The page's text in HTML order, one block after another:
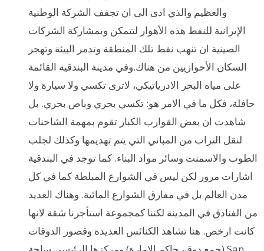
والعظيم والذي ادى الى ان تجفف الشركة الوطنية
الإيرانية للنفط هذه الأهوار لتتمكن وبمشاركة الشركات
الصينية ان تنهب نفط تلك المنطقة وتدمر البيئة وتهجر
السكان الأحوازيين من هناك.وفي مدينة البندقية القائمة
على مياه البحر الادرياتيكي، لاترى تكسي ولا سيارة ولا
حافلة، فكل ما في الامر هو: تكسي بحري وباص بحري. بل
شاهدت ان بعض القوارب الكبار تقوم بمهمة الشاحنات
لنقل التراب من المباني التي يتم تهديمها وكذلك لجلب
الطوب والاسمنت وسائر مواد البناء. كما توجد في البندقية
اشارات مرور لكن ليس في الشوارع المبلطة كما في كل
مدن العالم بل في مفارق الشوارع المائية. وهناك العديد
من الفنادق في المدينة لكننا كمجموعة استأجرنا شقة لانها
كانت ارخص. هنا تشاهد الكنائس العديدة وقصور الدوقات